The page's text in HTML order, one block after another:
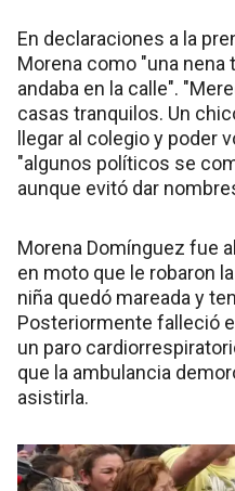
En declaraciones a la
Morena como "una nena
andaba en la calle".
casas tranquilos. Un
llegar al colegio y poder
"algunos políticos se
aunque evitó dar
Morena Domínguez fue
en moto que le robaron
niña quedó mareada y
Posteriormente falleció
un paro
que la ambulancia
asistirla.